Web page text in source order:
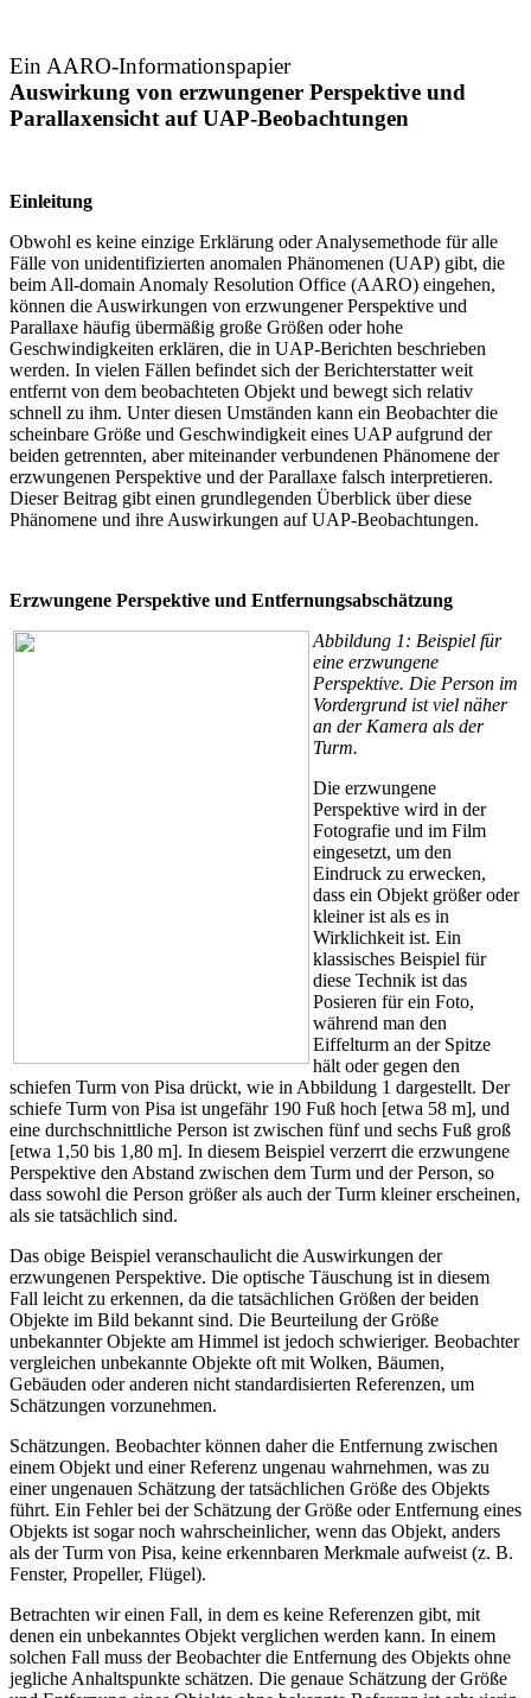
Ein AARO-Informationspapier
Auswirkung von erzwungener Perspektive und
Parallaxensicht auf UAP-Beobachtungen
Einleitung
Obwohl es keine einzige Erklärung oder Analysemethode für alle
Fälle von unidentifizierten anomalen Phänomenen (UAP) gibt, die
beim All-domain Anomaly Resolution Office (AARO) eingehen,
können die Auswirkungen von erzwungener Perspektive und
Parallaxe häufig übermäßig große Größen oder hohe
Geschwindigkeiten erklären, die in UAP-Berichten beschrieben
werden. In vielen Fällen befindet sich der Berichterstatter weit
entfernt von dem beobachteten Objekt und bewegt sich relativ
schnell zu ihm. Unter diesen Umständen kann ein Beobachter die
scheinbare Größe und Geschwindigkeit eines UAP aufgrund der
beiden getrennten, aber miteinander verbundenen Phänomene der
erzwungenen Perspektive und der Parallaxe falsch interpretieren.
Dieser Beitrag gibt einen grundlegenden Überblick über diese
Phänomene und ihre Auswirkungen auf UAP-Beobachtungen.
Erzwungene Perspektive und Entfernungsabschätzung
Abbildung 1: Beispiel für
eine erzwungene
Perspektive. Die Person im
Vordergrund ist viel näher
an der Kamera als der
Turm.
Die erzwungene
Perspektive wird in der
Fotografie und im Film
eingesetzt, um den
Eindruck zu erwecken,
dass ein Objekt größer oder
kleiner ist als es in
Wirklichkeit ist. Ein
klassisches Beispiel für
diese Technik ist das
Posieren für ein Foto,
während man den
Eiffelturm an der Spitze
hält oder gegen den
schiefen Turm von Pisa drückt, wie in Abbildung 1 dargestellt. Der
schiefe Turm von Pisa ist ungefähr 190 Fuß hoch [etwa 58 m], und
eine durchschnittliche Person ist zwischen fünf und sechs Fuß groß
[etwa 1,50 bis 1,80 m]. In diesem Beispiel verzerrt die erzwungene
Perspektive den Abstand zwischen dem Turm und der Person, so
dass sowohl die Person größer als auch der Turm kleiner erscheinen,
als sie tatsächlich sind.
Das obige Beispiel veranschaulicht die Auswirkungen der
erzwungenen Perspektive. Die optische Täuschung ist in diesem
Fall leicht zu erkennen, da die tatsächlichen Größen der beiden
Objekte im Bild bekannt sind. Die Beurteilung der Größe
unbekannter Objekte am Himmel ist jedoch schwieriger. Beobachter
vergleichen unbekannte Objekte oft mit Wolken, Bäumen,
Gebäuden oder anderen nicht standardisierten Referenzen, um
Schätzungen vorzunehmen.
Schätzungen. Beobachter können daher die Entfernung zwischen
einem Objekt und einer Referenz ungenau wahrnehmen, was zu
einer ungenauen Schätzung der tatsächlichen Größe des Objekts
führt. Ein Fehler bei der Schätzung der Größe oder Entfernung eines
Objekts ist sogar noch wahrscheinlicher, wenn das Objekt, anders
als der Turm von Pisa, keine erkennbaren Merkmale aufweist (z. B.
Fenster, Propeller, Flügel).
Betrachten wir einen Fall, in dem es keine Referenzen gibt, mit
denen ein unbekanntes Objekt verglichen werden kann. In einem
solchen Fall muss der Beobachter die Entfernung des Objekts ohne
jegliche Anhaltspunkte schätzen. Die genaue Schätzung der Größe